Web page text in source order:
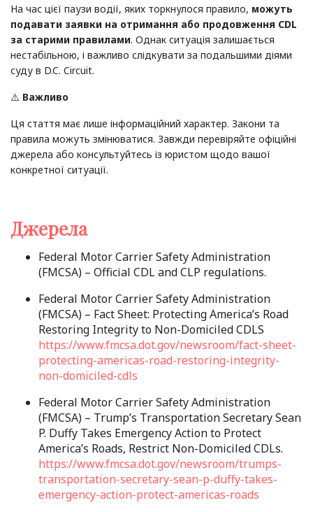
На час цієї паузи водії, яких торкнулося правило, можуть
подавати заявки на отримання або продовження CDL
за старими правилами. Однак ситуація залишається
нестабільною, і важливо слідкувати за подальшими діями
суду в D.C. Circuit.
⚠️ Важливо
Ця стаття має лише інформаційний характер. Закони та
правила можуть змінюватися. Завжди перевіряйте офіційні
джерела або консультуйтесь із юристом щодо вашої
конкретної ситуації.
Джерела
Federal Motor Carrier Safety Administration
(FMCSA) – Official CDL and CLP regulations.
Federal Motor Carrier Safety Administration
(FMCSA) – Fact Sheet: Protecting America’s Road
Restoring Integrity to Non-Domiciled CDLS
https://www.fmcsa.dot.gov/newsroom/fact-sheet-
protecting-americas-road-restoring-integrity-
non-domiciled-cdls
Federal Motor Carrier Safety Administration
(FMCSA) – Trump’s Transportation Secretary Sean
P. Duffy Takes Emergency Action to Protect
America’s Roads, Restrict Non-Domiciled CDLs.
https://www.fmcsa.dot.gov/newsroom/trumps-
transportation-secretary-sean-p-duffy-takes-
emergency-action-protect-americas-roads